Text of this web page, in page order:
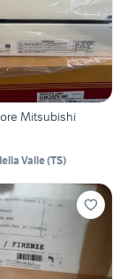
Mitsubishi
Valle(TS)